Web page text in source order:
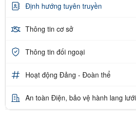
Định hướng tuyên truyền
Thông tin cơ sở
Thông tin đối ngoại
Hoạt động Đảng - Đoàn thể
An toàn Điện, bảo vệ hành lang